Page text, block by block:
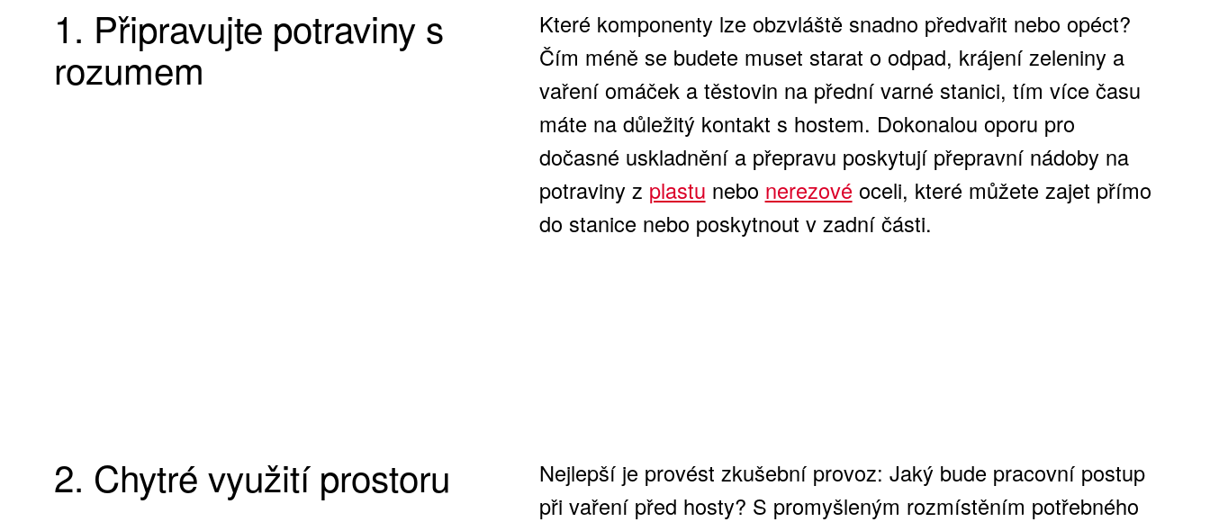
1. Připravujte potraviny s
rozumem
Které komponenty lze obzvláště snadno předvařit nebo opéct?
Čím méně se budete muset starat o odpad, krájení zeleniny a
vaření omáček a těstovin na přední varné stanici, tím více času
máte na důležitý kontakt s hostem. Dokonalou oporu pro
dočasné uskladnění a přepravu poskytují přepravní nádoby na
potraviny z plastu nebo nerezové oceli, které můžete zajet přímo
do stanice nebo poskytnout v zadní části.
2. Chytré využití prostoru
Nejlepší je provést zkušební provoz: Jaký bude pracovní postup
při vaření před hosty? S promyšleným rozmístěním potřebného